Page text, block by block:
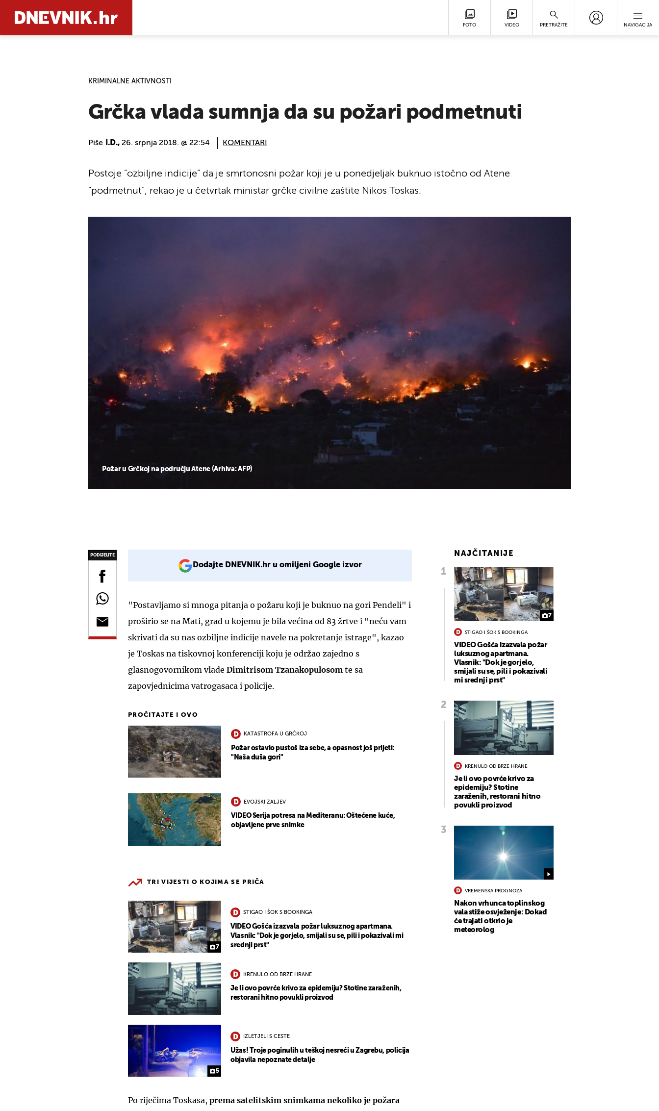
FOTO VIDEO PRETRAŽITE NAVIGACIJA
KRIMINALNE AKTIVNOSTI
Grčka vlada sumnja da su požari podmetnuti
Piše I.D., 26. srpnja 2018. @ 22:54 KOMENTARI
Požar u Grčkoj na području Atene (Arhiva: AFP)
Postoje "ozbiljne indicije" da je smrtonosni požar koji je u ponedjeljak buknuo istočno od Atene
"podmetnut", rekao je u četvrtak ministar grčke civilne zaštite Nikos Toskas.
PODIJELITE
Dodajte DNEVNIK.hr u omiljeni Google izvor
"Postavljamo si mnoga pitanja o požaru koji je buknuo na gori Pendeli" i
proširio se na Mati, grad u kojemu je bila većina od 83 žrtve i "neću vam
skrivati da su nas ozbiljne indicije navele na pokretanje istrage", kazao
je Toskas na tiskovnoj konferenciji koju je održao zajedno s
glasnogovornikom vlade Dimitrisom Tzanakopulosom te sa
zapovjednicima vatrogasaca i policije.
PROČITAJTE I OVO
KATASTROFA U GRČKOJ
Požar ostavio pustoš iza sebe, a opasnost još prijeti:
"Naša duša gori"
EVOJSKI ZALJEV
VIDEO Serija potresa na Mediteranu: Oštećene kuće,
objavljene prve snimke
TRI VIJESTI O KOJIMA SE PRIČA
7
STIGAO I ŠOK S BOOKINGA
VIDEO Gošća izazvala požar luksuznog apartmana.
Vlasnik: "Dok je gorjelo, smijali su se, pili i pokazivali mi
srednji prst"
KRENULO OD BRZE HRANE
Je li ovo povrće krivo za epidemiju? Stotine zaraženih,
restorani hitno povukli proizvod
5
IZLETJELI S CESTE
Užas! Troje poginulih u teškoj nesreći u Zagrebu, policija
objavila nepoznate detalje
Po riječima Toskasa, prema satelitskim snimkama nekoliko je požara
NAJČITANIJE
7
STIGAO I ŠOK S BOOKINGA
VIDEO Gošća izazvala požar
luksuznog apartmana.
Vlasnik: "Dok je gorjelo,
smijali su se, pili i pokazivali
mi srednji prst"
KRENULO OD BRZE HRANE
Je li ovo povrće krivo za
epidemiju? Stotine
zaraženih, restorani hitno
povukli proizvod
VREMENSKA PROGNOZA
Nakon vrhunca toplinskog
vala stiže osvježenje: Dokad
će trajati otkrio je
meteorolog